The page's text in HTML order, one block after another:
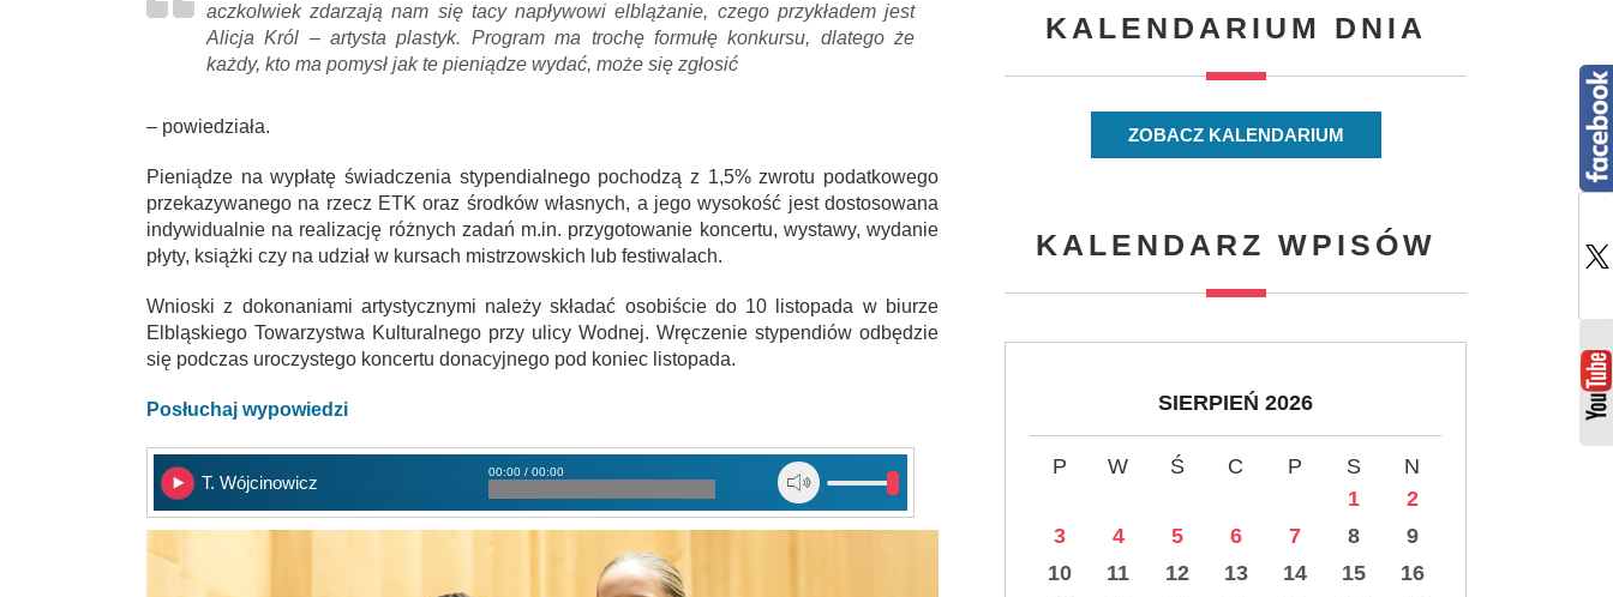
aczkolwiek zdarzają nam się tacy napływowi elblążanie, czego przykładem jest
Alicja Król – artysta plastyk. Program ma trochę formułę konkursu, dlatego że
każdy, kto ma pomysł jak te pieniądze wydać, może się zgłosić
– powiedziała.
Pieniądze na wypłatę świadczenia stypendialnego pochodzą z 1,5% zwrotu podatkowego
przekazywanego na rzecz ETK oraz środków własnych, a jego wysokość jest dostosowana
indywidualnie na realizację różnych zadań m.in. przygotowanie koncertu, wystawy, wydanie
płyty, książki czy na udział w kursach mistrzowskich lub festiwalach.
Wnioski z dokonaniami artystycznymi należy składać osobiście do 10 listopada w biurze
Elbląskiego Towarzystwa Kulturalnego przy ulicy Wodnej. Wręczenie stypendiów odbędzie
się podczas uroczystego koncertu donacyjnego pod koniec listopada.
Posłuchaj wypowiedzi
T. Wójcinowicz
00:00 / 00:00
KALENDARIUM DNIA
ZOBACZ KALENDARIUM
KALENDARZ WPISÓW
SIERPIEŃ 2026
P W Ś C P S
N
1
2
3
4 5 6 7 8
9
10
11 12 13 14 15
16